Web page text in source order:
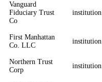
Vanguard
Fiduciary Trust
Co
institution
First Manhattan
Co. LLC
institution
Northern Trust
Corp
institution